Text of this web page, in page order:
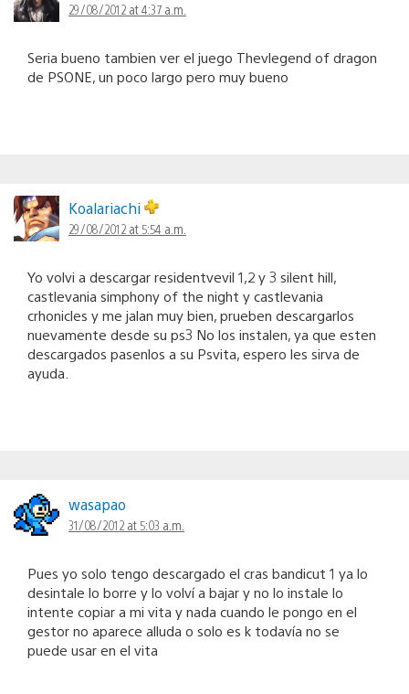
29/08/2012 at 4:37 a.m.
Seria bueno tambien ver el juego Thevlegend of dragon
de PSONE, un poco largo pero muy bueno
Koalariachi
29/08/2012 at 5:54 a.m.
Yo volvi a descargar residentvevil 1,2 y 3 silent hill,
castlevania simphony of the night y castlevania
crhonicles y me jalan muy bien, prueben descargarlos
nuevamente desde su ps3 No los instalen, ya que esten
descargados pasenlos a su Psvita, espero les sirva de
ayuda.
wasapao
31/08/2012 at 5:03 a.m.
Pues yo solo tengo descargado el cras bandicut 1 ya lo
desintale lo borre y lo volví a bajar y no lo instale lo
intente copiar a mi vita y nada cuando le pongo en el
gestor no aparece alluda o solo es k todavía no se
puede usar en el vita